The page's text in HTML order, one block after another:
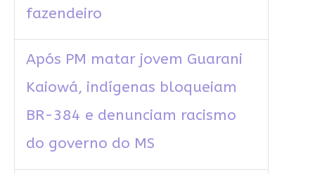
fazendeiro
Após PM matar jovem Guarani
Kaiowá, indígenas bloqueiam
BR-384 e denunciam racismo
do governo do MS